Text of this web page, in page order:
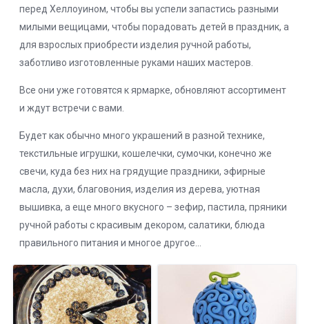
перед Хеллоуином, чтобы вы успели запастись разными
милыми вещицами, чтобы порадовать детей в праздник, а
для взрослых приобрести изделия ручной работы,
заботливо изготовленные руками наших мастеров.
Все они уже готовятся к ярмарке, обновляют ассортимент
и ждут встречи с вами.
Будет как обычно много украшений в разной технике,
текстильные игрушки, кошелечки, сумочки, конечно же
свечи, куда без них на грядущие праздники, эфирные
масла, духи, благовония, изделия из дерева, уютная
вышивка, а еще много вкусного – зефир, пастила, пряники
ручной работы с красивым декором, салатики, блюда
правильного питания и многое другое…